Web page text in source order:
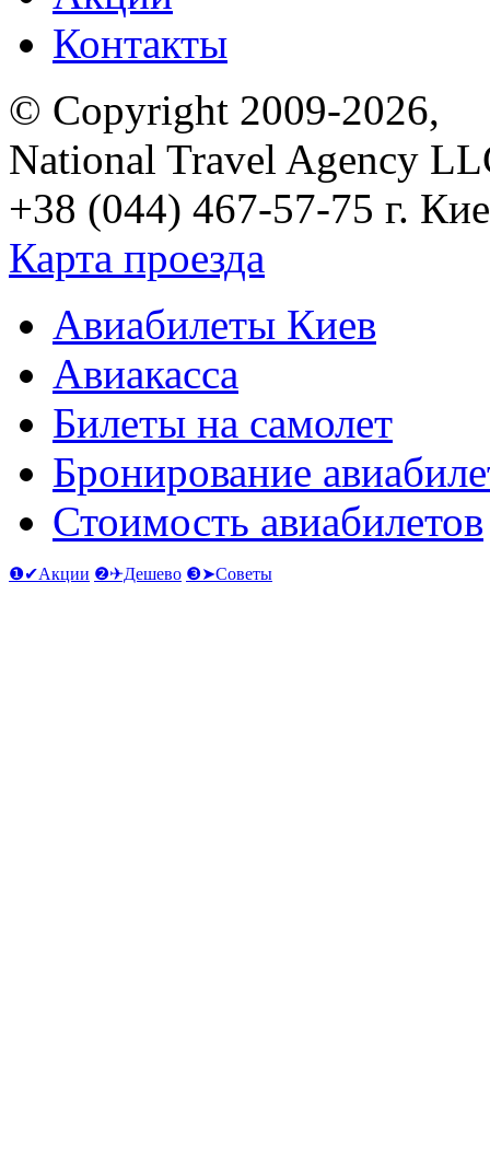
Контакты
© Copyright 2009-2026,
National Travel Agency
+38 (044) 467-57-75 г.
Карта проезда
Авиабилеты Киев
Авиакасса
Билеты на самолет
Бронирование
Стоимость авиабилетов
❶✔Акции ❷✈Дешево ❸➤Советы